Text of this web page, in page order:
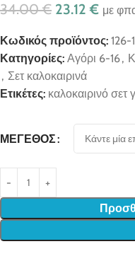
34.00€ 23.12€ με
Κωδικός προϊόντος: 126-
Κατηγορίες: Αγόρι 6-16,
, Σετ καλοκαιρινά
Ετικέτες: καλοκαιρινό σετ
ΜΈΓΕΘΟΣ